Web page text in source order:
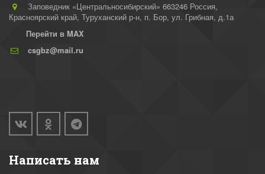
Заповедник «Центральносибирский» 663246 Россия,
Красноярский край, Туруханский р-н, п. Бор, ул. Грибная, д.1а
Перейти в MAX
csgbz@mail.ru
Написать нам